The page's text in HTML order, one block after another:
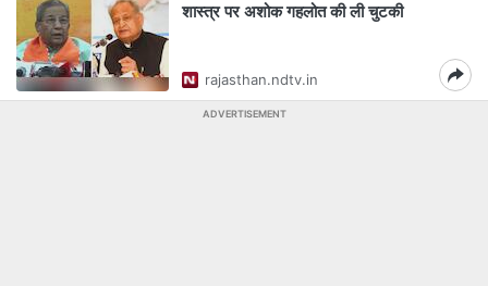
शास्त्र पर अशोक गहलोत की ली चुटकी
rajasthan.ndtv.in
ADVERTISEMENT